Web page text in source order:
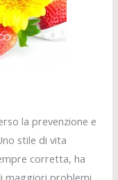
la prevenzione e
stile di vita
corretta, ha